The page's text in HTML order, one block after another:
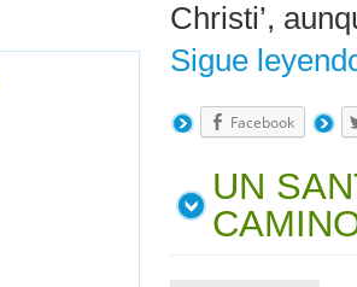
Christi’,
Sigue
Facebook
UN